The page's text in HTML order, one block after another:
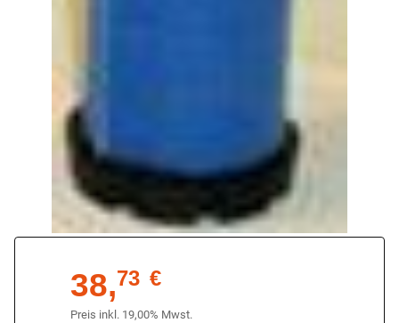
38,73 €
Preis inkl. 19,00% Mwst.